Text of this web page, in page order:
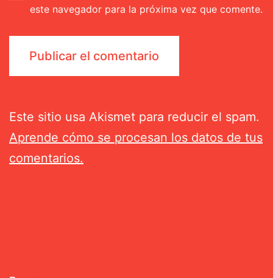
este navegador para la próxima vez que comente.
Este sitio usa Akismet para reducir el spam.
Aprende cómo se procesan los datos de tus
comentarios.